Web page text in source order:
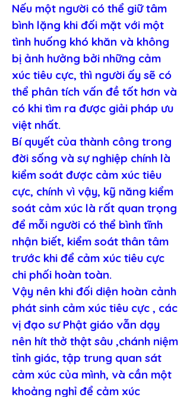
Nếu một người có thể giữ tâm
bình lặng khi đối mặt với một
tình huống khó khăn và không
bị ảnh hưởng bởi những cảm
xúc tiêu cực, thì người ấy sẽ có
thể phân tích vấn đề tốt hơn và
có khi tìm ra được giải pháp ưu
việt nhất.
Bí quyết của thành công trong
đời sống và sự nghiệp chính là
kiểm soát được cảm xúc tiêu
cực, chính vì vậy, kỹ năng kiểm
soát cảm xúc là rất quan trọng
để mỗi người có thể bình tĩnh
nhận biết, kiểm soát thân tâm
trước khi để cảm xúc tiêu cực
chi phối hoàn toàn.
Vậy nên khi đối diện hoàn cảnh
phát sinh cảm xúc tiêu cực , các
vị đạo sư Phật giáo vẫn dạy
nên hít thở thật sâu ,chánh niệm
tỉnh giác, tập trung quan sát
cảm xúc của mình, và cần một
khoảng nghỉ để cảm xúc